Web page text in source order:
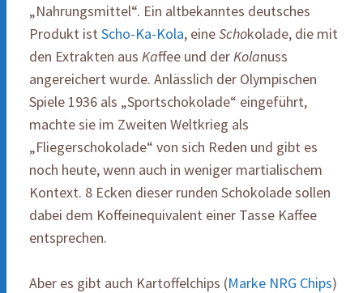
„Nahrungsmittel“. Ein altbekanntes deutsches
Produkt istScho-Ka-Kola, eineSchokolade, die mit
den Extrakten aus Kaffee und derKolanuss
angereichert wurde. Anlässlich der Olympischen
Spiele 1936 als „Sportschokolade“ eingeführt,
machte sie im Zweiten Weltkrieg als
„Fliegerschokolade“ von sich Reden und gibt es
noch heute, wenn auch in weniger martialischem
Kontext. 8 Ecken dieser runden Schokolade sollen
dabei dem Koffeinequivalent einer Tasse Kaffee
entsprechen.
Aber es gibt auch Kartoffelchips (Marke NRG Chips)